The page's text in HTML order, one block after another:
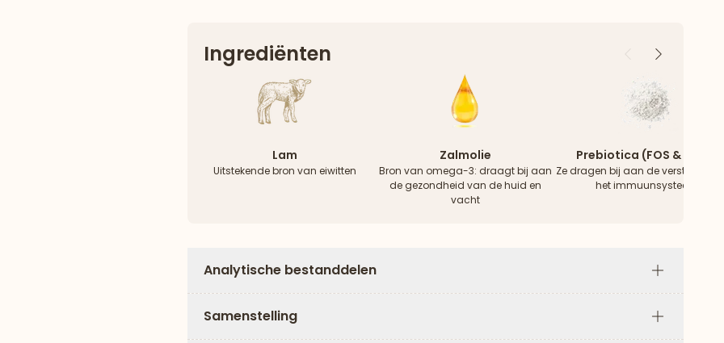
Ingrediënten VorigeVolgende
Lam
Uitstekende bron van eiwitten
Zalmolie
Bron van omega-3: draagt ​​bij aan
de gezondheid van de huid en
vacht
Prebiotica (FOS & MOS)
Ze dragen bij aan de versterking
het immuunsysteem
Analytische bestanddelen
Plus
Samenstelling
Plus